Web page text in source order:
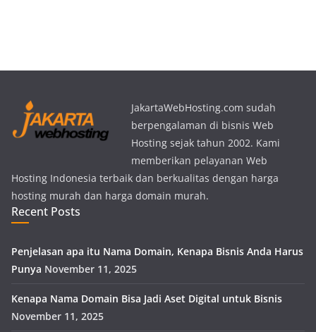
JakartaWebHosting.com sudah
berpengalaman di bisnis Web
Hosting sejak tahun 2002. Kami
memberikan pelayanan Web
Hosting Indonesia terbaik dan berkualitas dengan harga
hosting murah dan harga domain murah.
Recent Posts
Penjelasan apa itu Nama Domain, Kenapa Bisnis Anda Harus
Punya November 11, 2025
Kenapa Nama Domain Bisa Jadi Aset Digital untuk Bisnis
November 11, 2025